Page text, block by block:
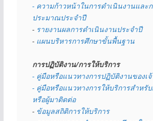
- ความก้าวหน้าในการดำเนินงานและ
ประมาณประจำปี
- รายงานผลการดำเนินงานประจำปี
- แผนบริหารการศึกษาขั้นพื้นฐาน
การปฏิบัติงาน/การให้บริการ
- คู่มือหรือแนวทางการปฏิบัติงานของเ
- คู่มือหรือแนวทางการให้บริการสำหรั
หรือผู้มาติดต่อ
- ข้อมูลสถิติการให้บริการ